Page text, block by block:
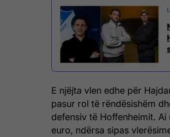
E njëjta vlen edhe për
pasur rol të rëndësishëm
defensiv të Hoffenheimit.
euro, ndërsa sipas